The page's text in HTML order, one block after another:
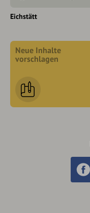
Eichstätt
Neue Inhalte
vorschlagen